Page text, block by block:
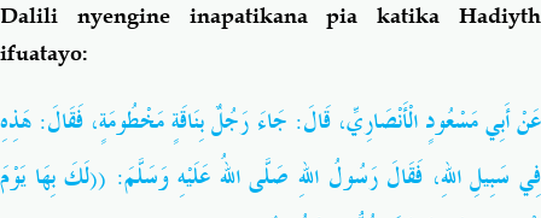
Dalili nyengine inapatikana pia katika Hadiyth
ifuatayo:
عَنْ أَبِي مَسْعُودٍ الْأَنْصَارِيِّ، قَالَ: جَاءَ رَجُلٌ بِنَاقَةٍ مَخْطُومَةٍ، فَقَالَ: هَذِهِ
فِي سَبِيلِ اللهِ، فَقَالَ رَسُولُ اللهِ صَلَّى اللهُ عَلَيْهِ وَسَلَّمَ: ((لَكَ بِهَا يَوْمَ